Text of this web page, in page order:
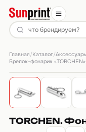
Главная/Каталог/
Брелок-фонарик «TORCHEN»
TORCHEN.